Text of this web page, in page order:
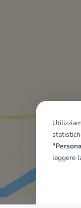
leggere